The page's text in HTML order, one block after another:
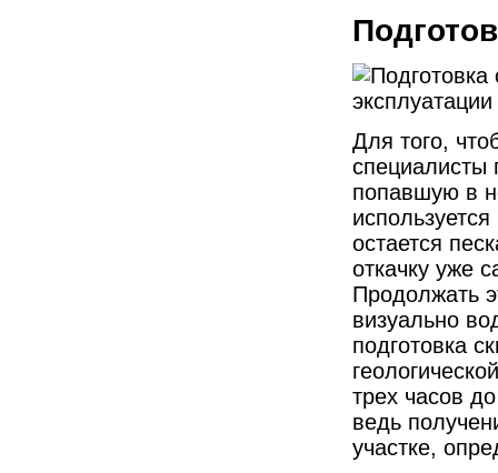
Для того,
специалисты
попавшую в
остается
откачку уже
Продолжать
визуально
подготовка
трех часов
ведь
участке,